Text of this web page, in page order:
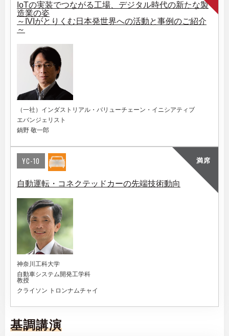
IoTの実装でつながる工場、デジタル時代の新たな製
造業の姿
～IVIがとりくむ日本発世界への活動と事例のご紹介
～
（一社）インダストリアル・バリューチェーン・イニシアティブ
エバンジェリスト
鍋野 敬一郎
満席
YC-10
自動運転・コネクテッドカーの先端技術動向
神奈川工科大学
自動車システム開発工学科
教授
クライソン トロンナムチャイ
基調講演